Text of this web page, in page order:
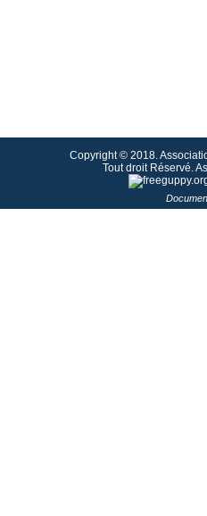
Copyright © 2018.
Tout droit Réservé.